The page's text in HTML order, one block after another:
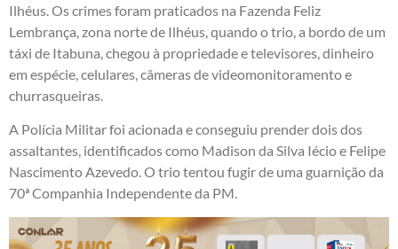
Ilhéus. Os crimes foram praticados na Fazenda Feliz
Lembrança, zona norte de Ilhéus, quando o trio, a bordo de um
táxi de Itabuna, chegou à propriedade e televisores, dinheiro
em espécie, celulares, câmeras de videomonitoramento e
churrasqueiras.
A Polícia Militar foi acionada e conseguiu prender dois dos
assaltantes, identificados como Madison da Silva Iécio e Felipe
Nascimento Azevedo. O trio tentou fugir de uma guarnição da
70ª Companhia Independente da PM.